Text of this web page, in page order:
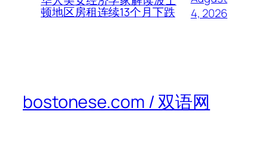
顿地区房租连续13个月下跌
4, 2026
bostonese.com / 双语网